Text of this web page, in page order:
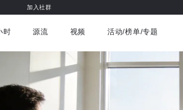
加入社群
车与出行 商业消费 社会文化
医疗
时 源流 视频 活动/榜单/专题